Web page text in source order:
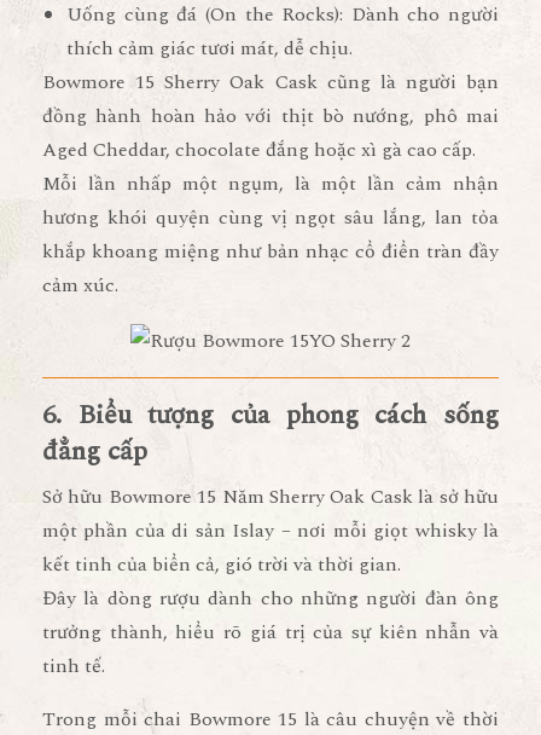
Uống cùng đá (On the Rocks): Dành cho người
thích cảm giác tươi mát, dễ chịu.
Bowmore 15 Sherry Oak Cask cũng là người bạn
đồng hành hoàn hảo với thịt bò nướng, phô mai
Aged Cheddar, chocolate đắng hoặc xì gà cao cấp.
Mỗi lần nhấp một ngụm, là một lần cảm nhận
hương khói quyện cùng vị ngọt sâu lắng, lan tỏa
khắp khoang miệng như bản nhạc cổ điển tràn đầy
cảm xúc.
6. Biểu tượng của phong cách sống
đẳng cấp
Sở hữu Bowmore 15 Năm Sherry Oak Casklà sở hữu
một phần của di sản Islay – nơi mỗi giọt whisky là
kết tinh của biển cả, gió trời và thời gian.
Đây là dòng rượu dành cho những người đàn ông
trưởng thành, hiểu rõ giá trị của sự kiên nhẫn và
tinh tế.
Trong mỗi chai Bowmore 15 là câu chuyện về thời